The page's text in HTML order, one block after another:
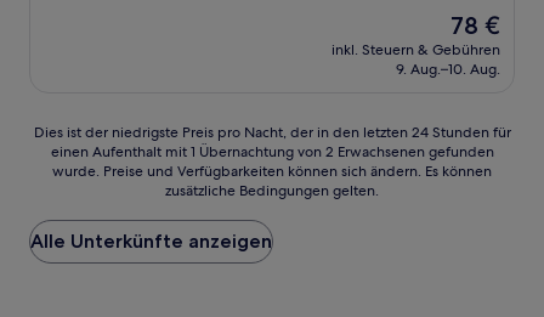
Der
Preis
beträgt
78 €
inkl. Steuern & Gebühren
9. Aug.–10. Aug.
Dies
der
Preis
pro
Nacht,
Dies ist der niedrigste Preis pro Nacht, der in den letzten 24 Stunden für
einen Aufenthalt mit 1 Übernachtung von 2 Erwachsenen gefunden
wurde. Preise und Verfügbarkeiten können sich ändern. Es können
zusätzliche Bedingungen gelten.
Alle Unterkünfte anzeigen